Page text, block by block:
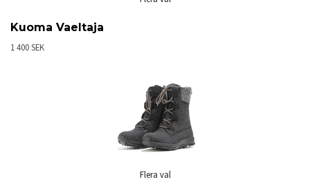
Kuoma Vaeltaja
1 400 SEK
Flera val